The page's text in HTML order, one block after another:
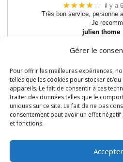
Gérer le
Pour offrir les meilleures expériences,
telles que les cookies pour stocker et/
appareils. Le fait de consentir à ces
traiter des données telles que le
uniques sur ce site. Le fait de ne pas
consentement peut avoir un effet
et fonctions.
Accepter
★★★★☆
il y a
Très bon service, personne
Je
julien thome
Très bon
● ●
06 64 67